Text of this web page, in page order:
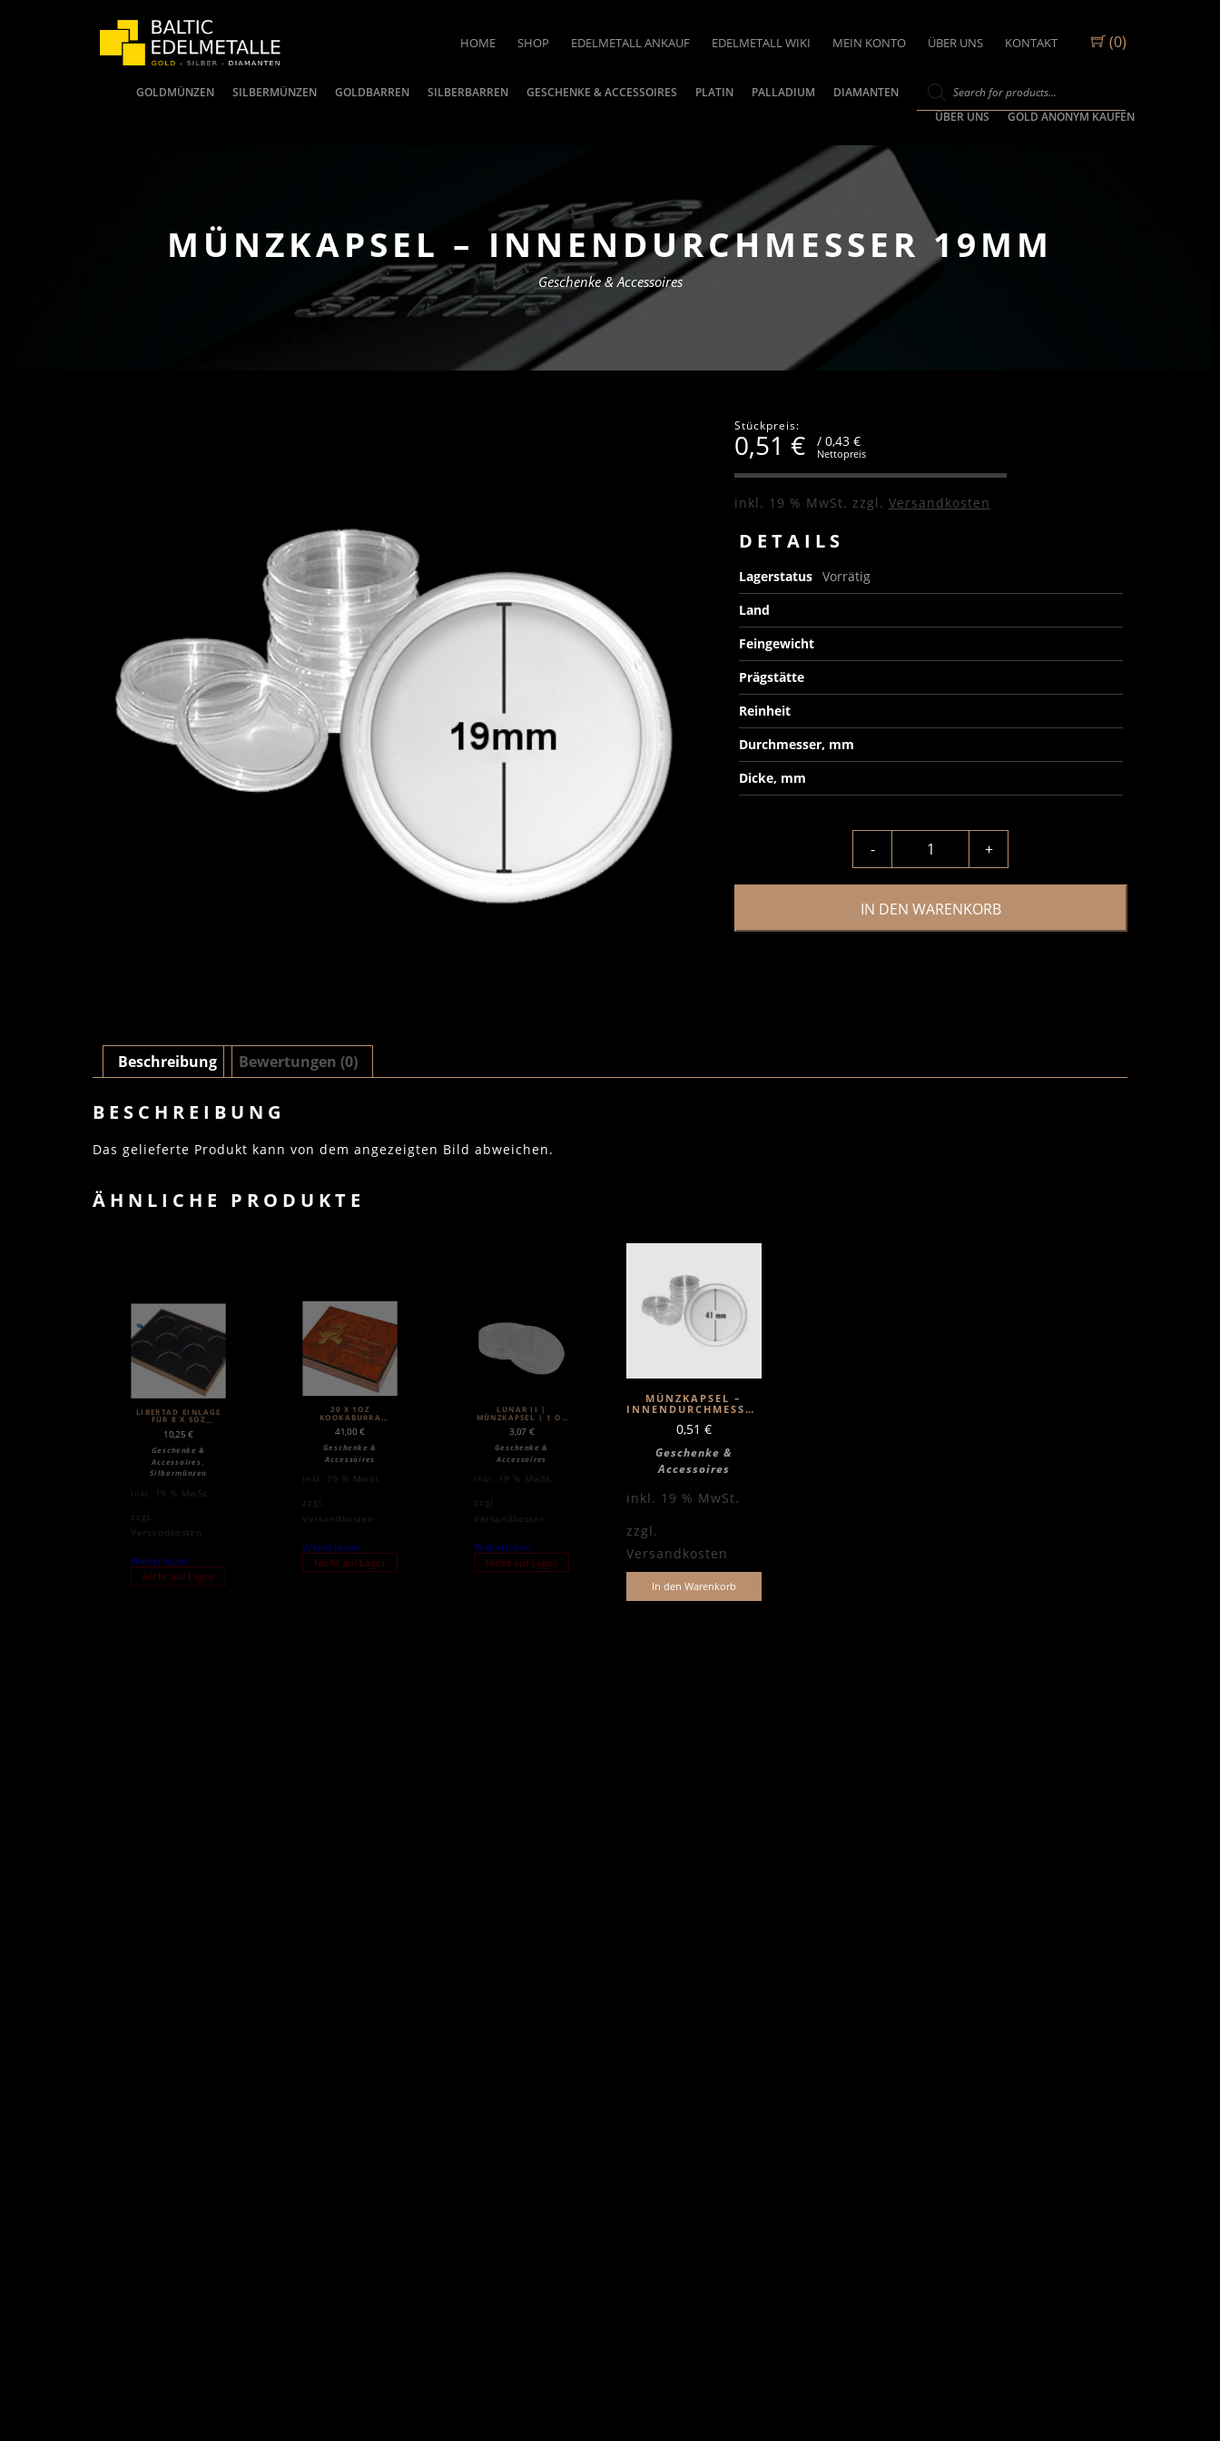
(0)
HOME SHOP EDELMETALL ANKAUF EDELMETALL WIKI MEIN KONTO ÜBER UNS KONTAKT
GOLDMÜNZEN SILBERMÜNZEN GOLDBARREN SILBERBARREN GESCHENKE & ACCESSOIRES PLATIN PALLADIUM
DIAMANTEN
ÜBER UNS
GOLD ANONYM KAUFEN
MÜNZKAPSEL – INNENDURCHMESSER 19MM
Geschenke & Accessoires
Stückpreis:
0,51 € / 0,43 €
Nettopreis
inkl. 19 % MwSt. zzgl. Versandkosten
DETAILS
Lagerstatus Vorrätig
Land
Feingewicht
Prägstätte
Reinheit
Durchmesser, mm
Dicke, mm
- +
IN DEN WARENKORB
Beschreibung Bewertungen (0)
BESCHREIBUNG
Das gelieferte Produkt kann von dem angezeigten Bild abweichen.
ÄHNLICHE PRODUKTE
LIBERTAD EINLAGE
FÜR 8 X 5OZ
10,25€
Geschenke &
Accessoires,
Silbermünzen
inkl. 19 % MwSt.
zzgl.
Versandkosten
Weiterlesen
Nicht auf Lager
20 X 1OZ
KOOKABURRA
41,00€
Geschenke &
Accessoires
inkl. 19 % MwSt.
zzgl.
Versandkosten
Weiterlesen
Nicht auf Lager
LUNAR II |
MÜNZKAPSEL | 1 OZ
3,07€
Geschenke &
Accessoires
inkl. 19 % MwSt.
zzgl.
Versandkosten
Weiterlesen
Nicht auf Lager
MÜNZKAPSEL –
INNENDURCHMESSER
0,51 €
Geschenke &
Accessoires
inkl. 19 % MwSt.
zzgl.
Versandkosten
In den Warenkorb